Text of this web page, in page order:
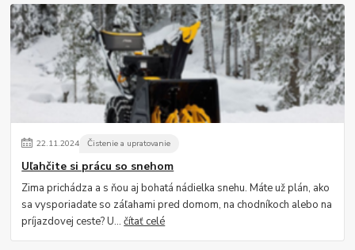
22.11.2024 Čistenie a upratovanie
Uľahčite si prácu so snehom
Zima prichádza a s ňou aj bohatá nádielka snehu. Máte už plán, ako
sa vysporiadate so záľahami pred domom, na chodníkoch alebo na
príjazdovej ceste? U...čítať celé